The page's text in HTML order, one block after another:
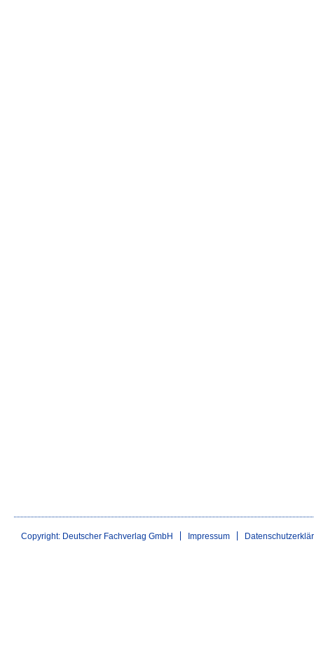
Copyright: Deutscher Fachverlag GmbH Impressum